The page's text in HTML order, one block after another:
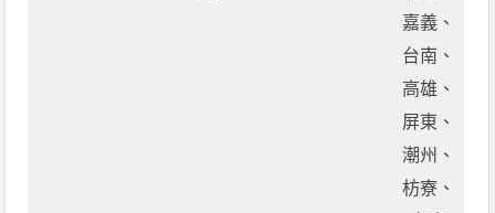
嘉義、
台南、
高雄、
屏東、
潮州、
枋寮、